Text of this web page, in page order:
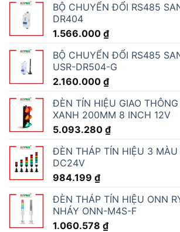
BỘ CHUYỂN ĐỔI RS485
DR404
1.566.000 ₫
BỘ CHUYỂN ĐỔI RS485
USR-DR504-G
2.160.000 ₫
ĐÈN TÍN HIỆU GIAO
XANH 200MM 8 INCH 12V
5.093.280 ₫
ĐÈN THÁP TÍN HIỆU 3
DC24V
984.199 ₫
ĐÈN THÁP TÍN HIỆU ONN
NHÁY ONN-M4S-F
1.060.578 ₫